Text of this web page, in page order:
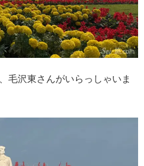
毛沢東さんがいらっしゃいま